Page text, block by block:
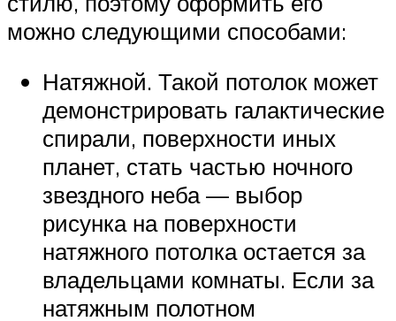
можно следующими способами:
Натяжной. Такой потолок может
демонстрировать галактические
спирали, поверхности иных
планет, стать частью ночного
звездного неба — выбор
рисунка на поверхности
натяжного потолка остается за
владельцами комнаты. Если за
натяжным полотном